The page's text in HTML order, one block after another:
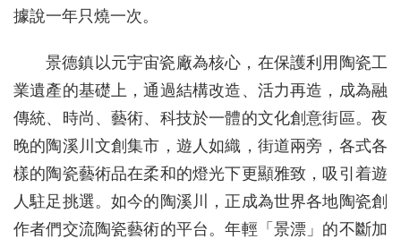
據說一年只燒一次。
景德鎮以元宇宙瓷廠為核心，在保護利用陶瓷工
業遺產的基礎上，通過結構改造、活力再造，成為融
傳統、時尚、藝術、科技於一體的文化創意街區。夜
晚的陶溪川文創集市，遊人如織，街道兩旁，各式各
樣的陶瓷藝術品在柔和的燈光下更顯雅致，吸引着遊
人駐足挑選。如今的陶溪川，正成為世界各地陶瓷創
作者們交流陶瓷藝術的平台。年輕「景漂」的不斷加